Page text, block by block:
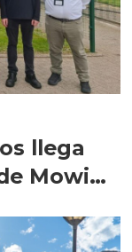
llega
Mowi